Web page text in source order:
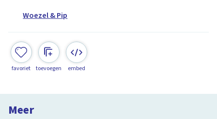
Woezel & Pip
favoriet toevoegen embed
Meer